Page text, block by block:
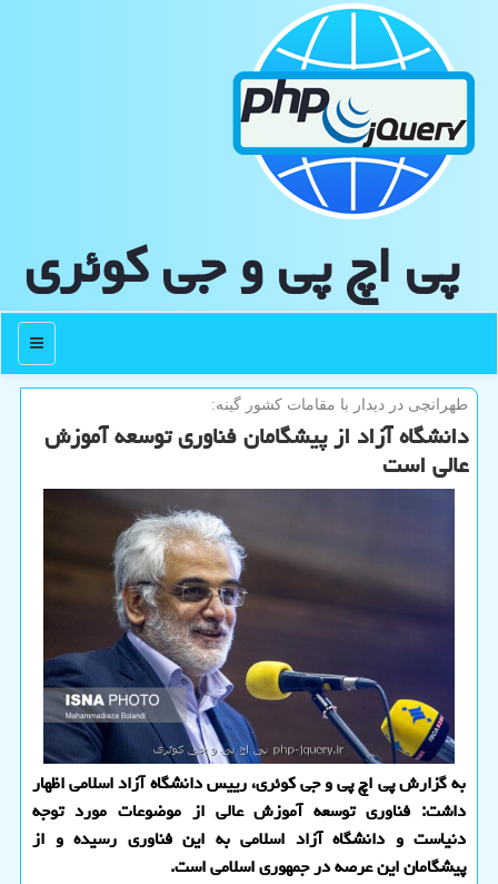
پی اچ پی و جی كوئری
منو
طهرانچی در دیدار با مقامات كشور گینه:
دانشگاه آزاد از پیشگامان فناوری توسعه آموزش
عالی است
به گزارش پی اچ پی و جی کوئری، رییس دانشگاه آزاد اسلامی اظهار
داشت: فناوری توسعه آموزش عالی از موضوعات مورد توجه
دنیاست و دانشگاه آزاد اسلامی به این فناوری رسیده و از
پیشگامان این عرصه در جمهوری اسلامی است.